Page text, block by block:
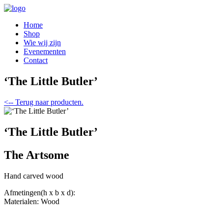
Home
Shop
Wie wij zijn
Evenementen
Contact
‘The Little Butler’
<-- Terug naar producten.
‘The Little Butler’
The Artsome
Hand carved wood
Afmetingen(h x b x d):
Materialen: Wood